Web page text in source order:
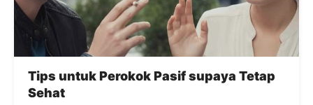
Tips untuk Perokok Pasif supaya Tetap
Sehat